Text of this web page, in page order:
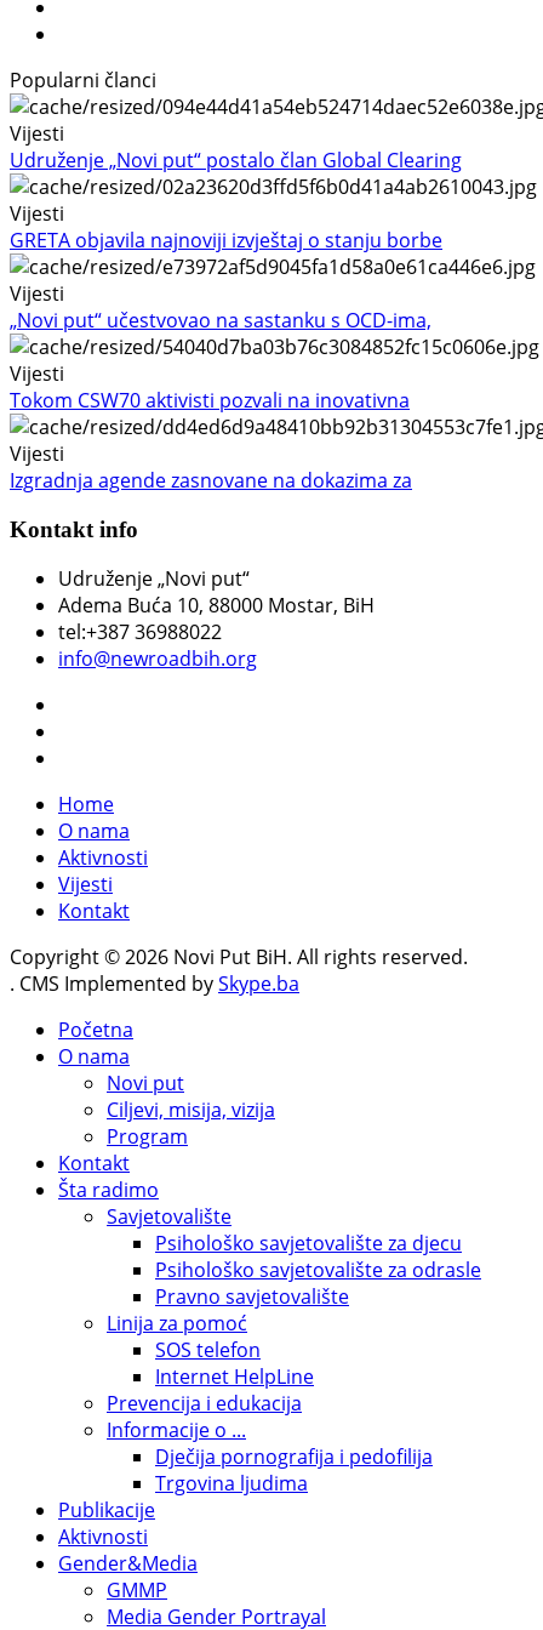
Popularni članci
Vijesti
Udruženje „Novi put“ postalo član Global Clearing
Vijesti
GRETA objavila najnoviji izvještaj o stanju borbe
Vijesti
„Novi put“ učestvovao na sastanku s OCD-ima,
Vijesti
Tokom CSW70 aktivisti pozvali na inovativna
Vijesti
Izgradnja agende zasnovane na dokazima za
Kontakt info
Udruženje „Novi put“
Adema Buća 10, 88000 Mostar, BiH
tel:+387 36988022
info@newroadbih.org
Home
O nama
Aktivnosti
Vijesti
Kontakt
Copyright © 2026 Novi Put BiH. All rights reserved.
. CMS Implemented bySkype.ba
Početna
O nama
Novi put
Ciljevi, misija, vizija
Program
Kontakt
Šta radimo
Savjetovalište
Psihološko savjetovalište za djecu
Psihološko savjetovalište za odrasle
Pravno savjetovalište
Linija za pomoć
SOS telefon
Internet HelpLine
Prevencija i edukacija
Informacije o ...
Dječija pornografija i pedofilija
Trgovina ljudima
Publikacije
Aktivnosti
Gender&Media
GMMP
Media Gender Portrayal